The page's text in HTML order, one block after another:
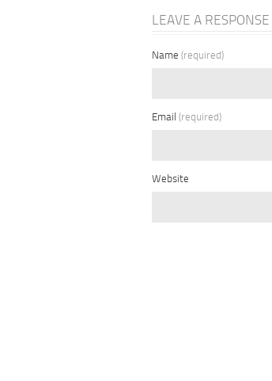
LEAVE A RESPONSE
Name (required)
Email (required)
Website